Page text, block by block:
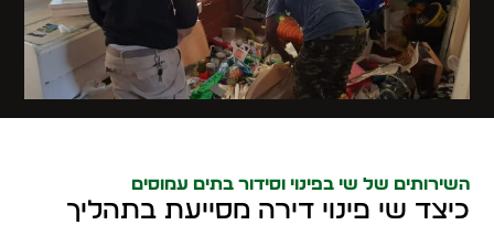
השירותים של שי בפינוי וסידור בתים עמוסים
כיצד שי פינוי דירה מסייעת בתהליך